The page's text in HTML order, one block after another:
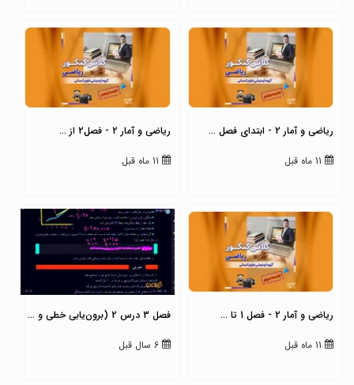
ریاضی و آمار 2 - ابتدای فصل ...
11 ماه قبل
ریاضی و آمار 2 - فصل2 از ...
11 ماه قبل
ریاضی و آمار 2 - فصل 1 تا ...
11 ماه قبل
فصل 3 درس 2 (برون‌یابی خطی و ...
6 سال قبل